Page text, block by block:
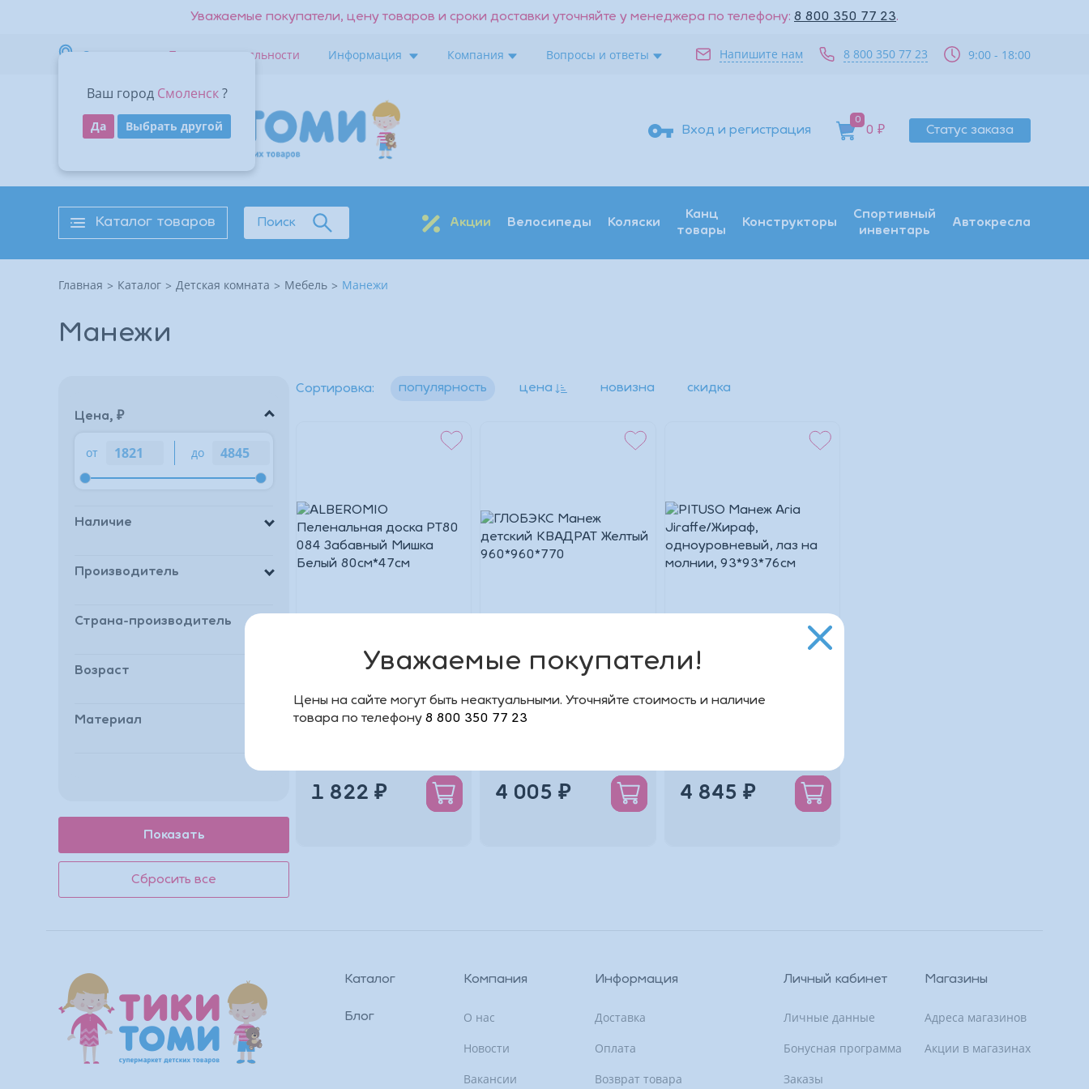
Уважаемые покупатели, цену товаров и сроки доставки уточняйте у менеджера по телефону: 8 800 350 77 23.
Ваш город Смоленск?
Да Выбрать другой
Смоленск Программа лояльности Информация Компания Вопросы и ответы Напишите нам 8 800 350 77 23 9:00 - 18:00
Вход и регистрация
0
0 ₽ Статус заказа
Каталог товаров Поиск Акции Велосипеды Коляски
Канц
товары
Конструкторы
Спортивный
инвентарь
Автокресла
Главная Каталог Детская комната Мебель Манежи
Манежи
Цена, ₽
от до
Наличие
Производитель
Страна-производитель
Возраст
Материал
Сортировка: популярность цена новизна скидка
ALBEROMIO
PT80 084 Забавный
Мишка Белый
1 822 ₽
ГЛОБЭКС Манеж
Желтый 960*960*770
4 005 ₽
PITUSO Манеж Aria
одноуровневый, лаз на
4 845 ₽
Войти с паролем
Каталог
Блог
Компания
О нас
Новости
Вакансии
Информация
Доставка
Оплата
Возврат товара
Личный кабинет
Личные данные
Бонусная программа
Заказы
Магазины
Адреса магазинов
Акции в магазинах
Уважаемые покупатели!
Цены на сайте могут быть неактуальными. Уточняйте стоимость и наличие
товара по телефону 8 800 350 77 23